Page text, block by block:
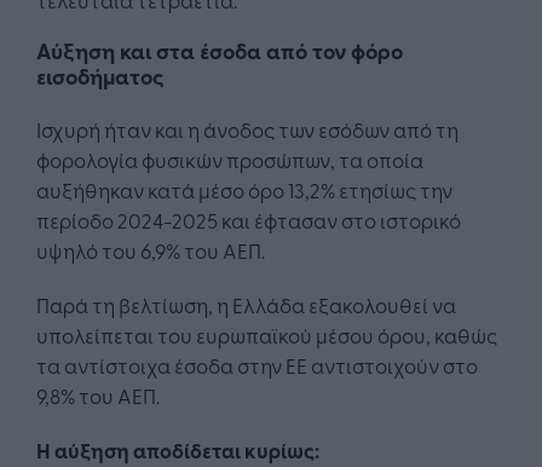
Αύξηση και στα έσοδα από τον φόρο
εισοδήματος
Ισχυρή ήταν και η άνοδος των εσόδων από τη
φορολογία φυσικών προσώπων, τα οποία
αυξήθηκαν κατά μέσο όρο 13,2% ετησίως την
περίοδο 2024-2025 και έφτασαν στο ιστορικό
υψηλό του 6,9% του ΑΕΠ.
Παρά τη βελτίωση, η Ελλάδα εξακολουθεί να
υπολείπεται του ευρωπαϊκού μέσου όρου, καθώς
τα αντίστοιχα έσοδα στην ΕΕ αντιστοιχούν στο
9,8% του ΑΕΠ.
Η αύξηση αποδίδεται κυρίως: